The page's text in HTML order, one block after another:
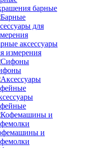
барные
аксессуары
измерения
и